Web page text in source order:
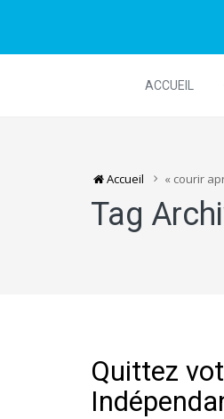
ACCUEIL
Accueil « courir
Tag
Quittez